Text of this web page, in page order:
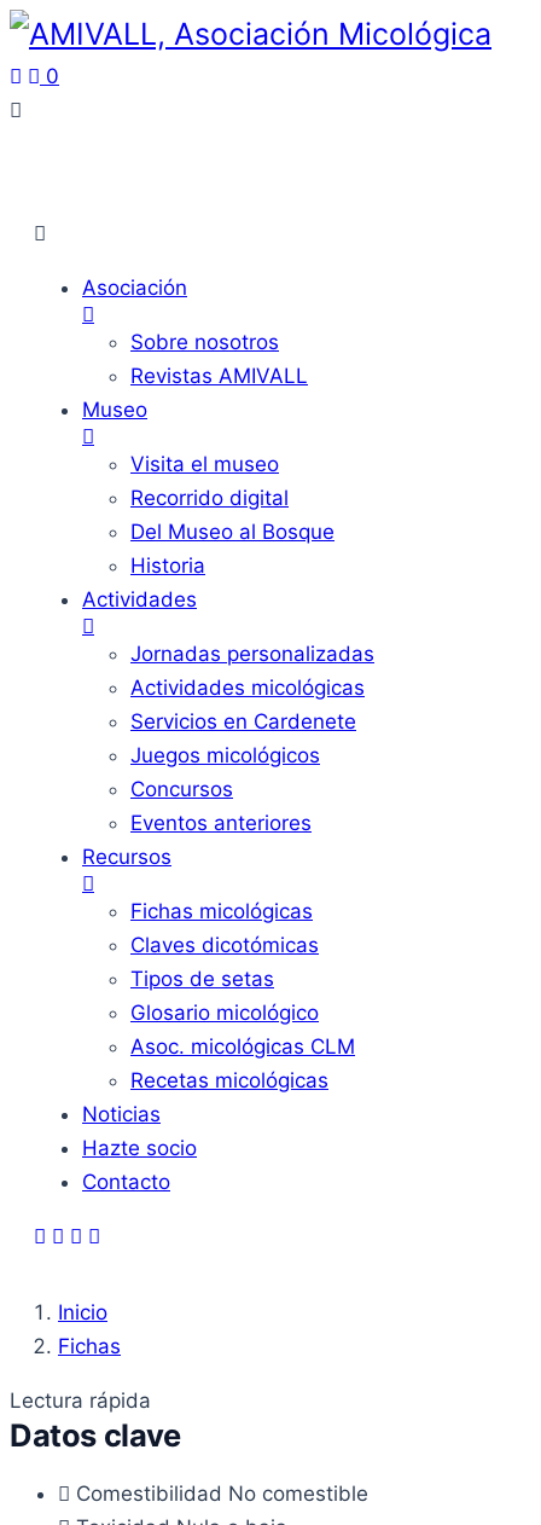
0
Asociación
Sobre nosotros
Revistas AMIVALL
Museo
Visita el museo
Recorrido digital
Del Museo al Bosque
Historia
Actividades
Jornadas personalizadas
Actividades micológicas
Servicios en Cardenete
Juegos micológicos
Concursos
Eventos anteriores
Recursos
Fichas micológicas
Claves dicotómicas
Tipos de setas
Glosario micológico
Asoc. micológicas CLM
Recetas micológicas
Noticias
Hazte socio
Contacto
Inicio
Fichas
Lectura rápida
Datos clave
Comestibilidad No comestible